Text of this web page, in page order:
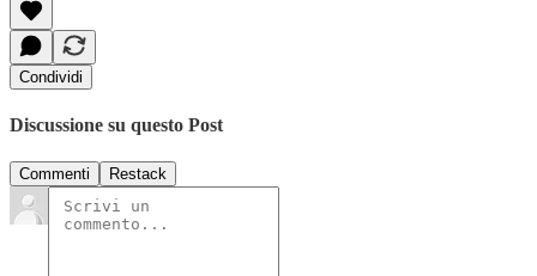
Condividi
Discussione su questo Post
Commenti Restack